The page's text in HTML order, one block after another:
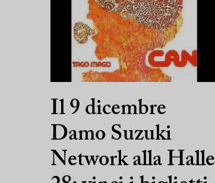
Il 9 dicembre
Damo Suzuki
Network alla Halle